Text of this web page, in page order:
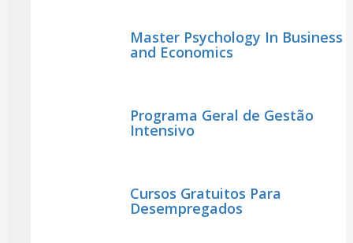
Master Psychology In Business
and Economics
Programa Geral de Gestão
Intensivo
Cursos Gratuitos Para
Desempregados